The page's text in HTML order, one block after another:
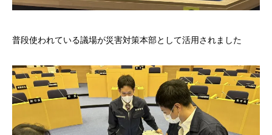
普段使われている議場が災害対策本部として活用されました